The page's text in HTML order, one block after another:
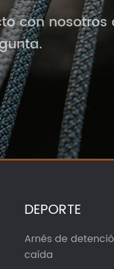
con nosotros
DEPORTE
Arnés de
caída